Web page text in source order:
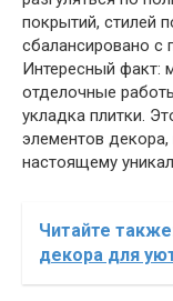
покрытий, стилей
сбалансировано
Интересный факт:
отделочные
укладка плитки.
элементов
настоящему
Читайте
декора для